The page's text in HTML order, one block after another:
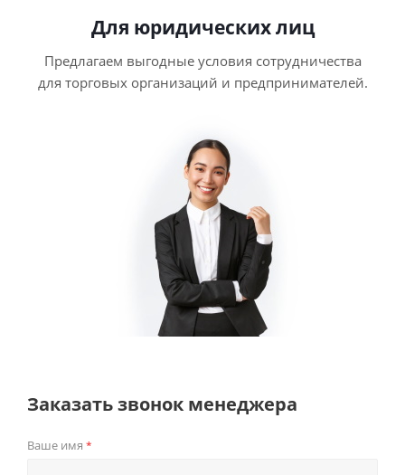
Для юридических лиц
Предлагаем выгодные условия сотрудничества
для торговых организаций и предпринимателей.
Заказать звонок менеджера
Ваше имя *